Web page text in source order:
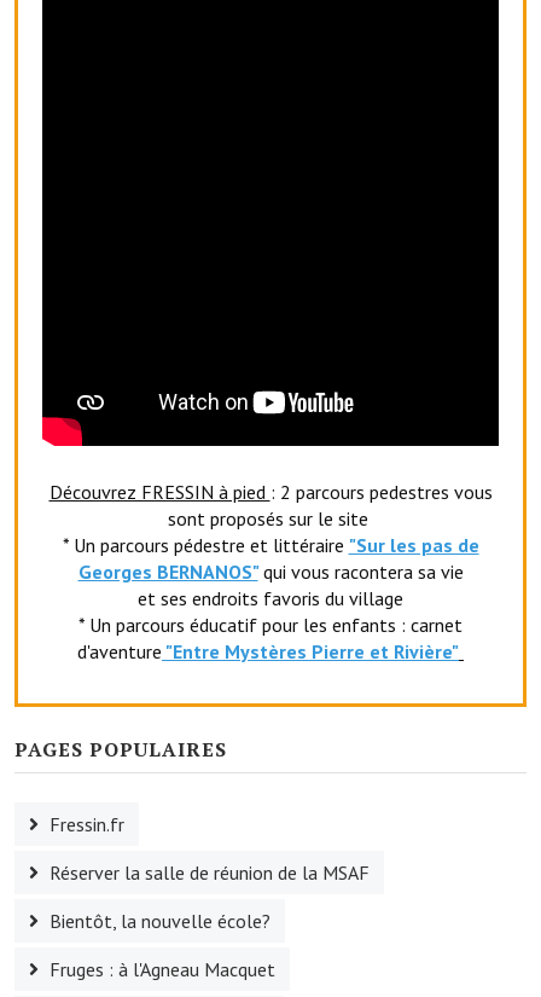
Les Amis du Patrimoine
L'association du château
Le foyer rural
Le club de l'amitié
Le comité des fêtes
L'association Avotra-France
Village sportif
L'US Crequy Fressin
La société de chasse
La société de pêche
Découvrez FRESSIN à pied : 2 parcours pedestres vous
sont proposés sur le site
* Un parcours pédestre et littéraire "Sur les pas de
Georges BERNANOS" qui vous racontera sa vie
et ses endroits favoris du village
* Un parcours éducatif pour les enfants : carnet
d'aventure "Entre Mystères Pierre et Rivière"
PAGES POPULAIRES
Fressin.fr
Réserver la salle de réunion de la MSAF
Bientôt, la nouvelle école?
Fruges : à l'Agneau Macquet